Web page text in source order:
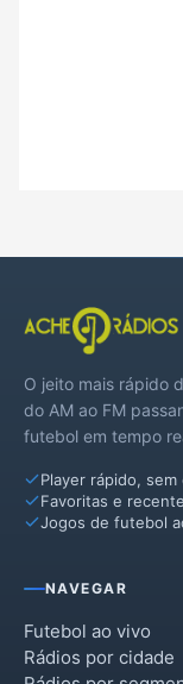
O jeito mais rápido
do AM ao FM
futebol em tempo
Player rápido, sem
Favoritas e
Jogos de futebol
NAVEGAR
Futebol ao vivo
Rádios por cidade